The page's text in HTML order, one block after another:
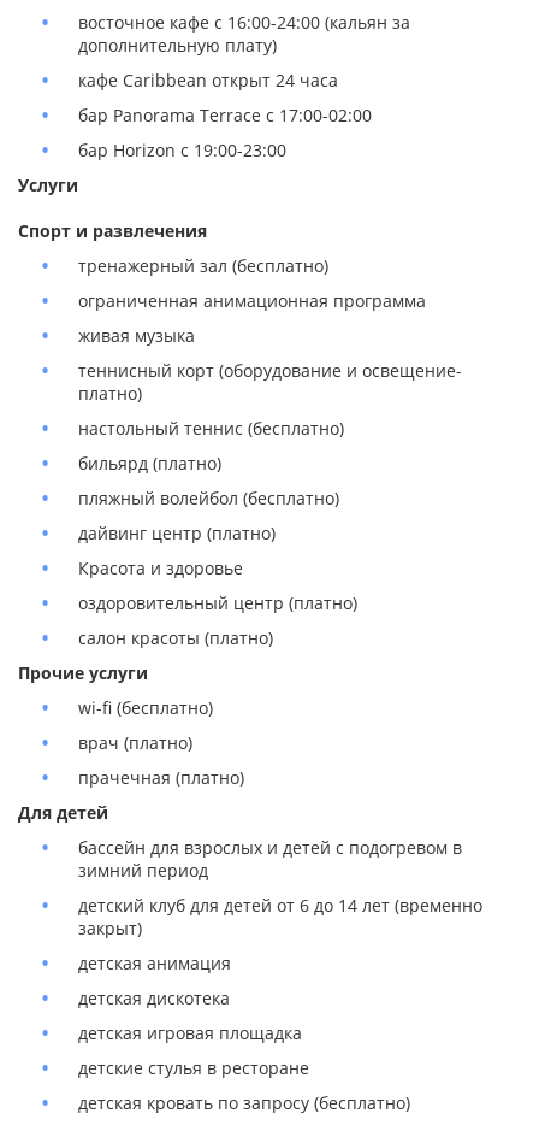
восточное кафе с 16:00-24:00 (кальян за
дополнительную плату)
кафе Caribbean открыт 24 часа
бар Panorama Terrace с 17:00-02:00
бар Horizon с 19:00-23:00
Услуги
Спорт и развлечения
тренажерный зал (бесплатно)
ограниченная анимационная программа
живая музыка
теннисный корт (оборудование и освещение-
платно)
настольный теннис (бесплатно)
бильярд (платно)
пляжный волейбол (бесплатно)
дайвинг центр (платно)
Красота и здоровье
оздоровительный центр (платно)
салон красоты (платно)
Прочие услуги
wi-fi (бесплатно)
врач (платно)
прачечная (платно)
Для детей
бассейн для взрослых и детей с подогревом в
зимний период
детский клуб для детей от 6 до 14 лет (временно
закрыт)
детская анимация
детская дискотека
детская игровая площадка
детские стулья в ресторане
детская кровать по запросу (бесплатно)